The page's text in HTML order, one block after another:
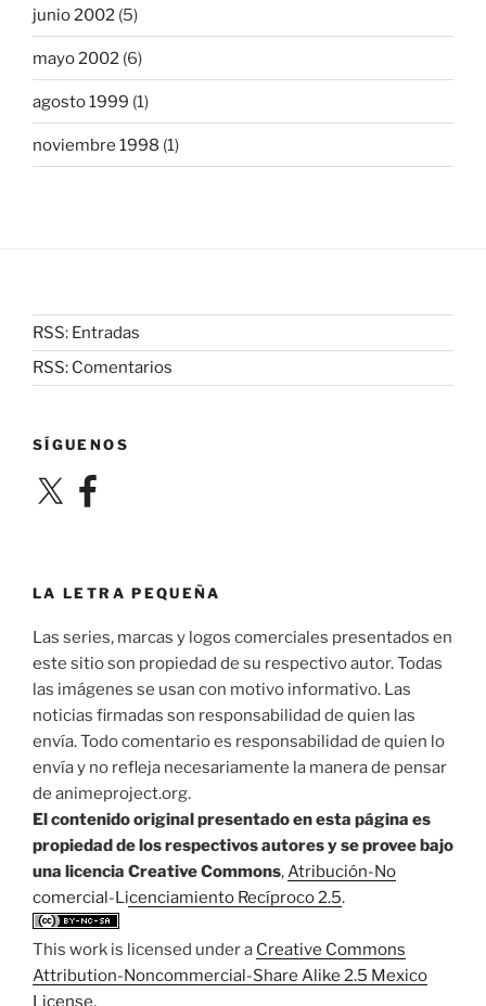
junio 2002 (5)
mayo 2002 (6)
agosto 1999 (1)
noviembre 1998 (1)
RSS: Entradas
RSS: Comentarios
SÍGUENOS
X Facebook
LA LETRA PEQUEÑA
Las series, marcas y logos comerciales presentados en
este sitio son propiedad de su respectivo autor. Todas
las imágenes se usan con motivo informativo. Las
noticias firmadas son responsabilidad de quien las
envía. Todo comentario es responsabilidad de quien lo
envía y no refleja necesariamente la manera de pensar
de animeproject.org.
El contenido original presentado en esta página es
propiedad de los respectivos autores y se provee bajo
una licencia Creative Commons,Atribución-No
comercial-Licenciamiento Recíproco 2.5.
This work is licensed under a Creative Commons
Attribution-Noncommercial-Share Alike 2.5 Mexico
License.